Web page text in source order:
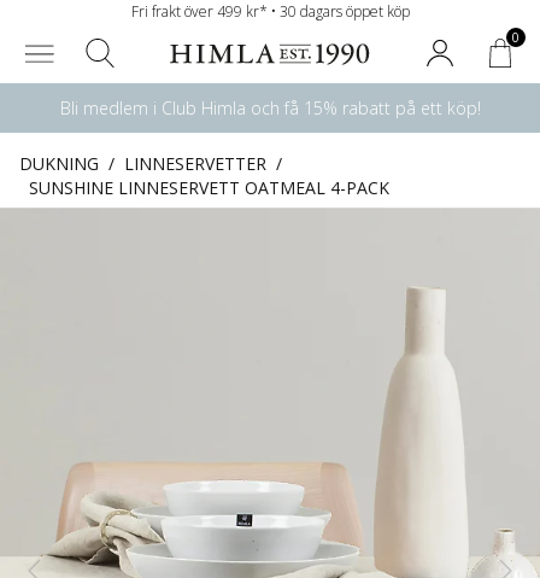
Fri frakt över 499 kr* • 30 dagars öppet köp
0
Bli medlem i Club Himla och få 15% rabatt på ett köp!
DUKNING / LINNESERVETTER /
SUNSHINE LINNESERVETT OATMEAL 4-PACK